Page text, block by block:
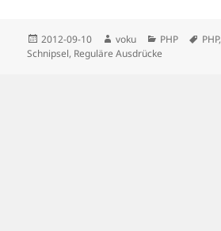
Posted
on
2012-09-10 Author
voku Categories
PHP Tags
PHP,
Schnipsel, Reguläre Ausdrücke